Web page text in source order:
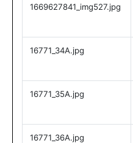
1669627841_img527.jpg
16771_34A.jpg
16771_35A.jpg
16771_36A.jpg